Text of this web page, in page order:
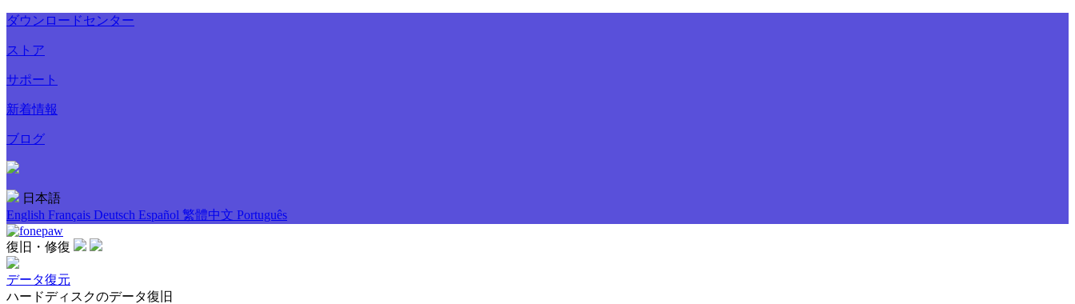
ダウンロードセンター
ストア
サポート
新着情報
ブログ
日本語
English Français Deutsch Español 繁體中文 Português
復旧・修復
データ復元
ハードディスクのデータ復旧